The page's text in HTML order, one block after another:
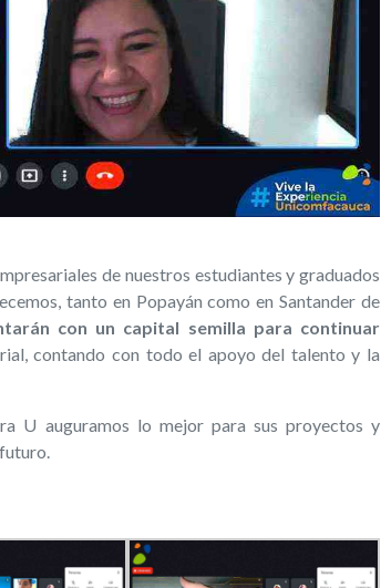
de nuestros estudiantes y graduados
tanto en Popayán como en Santander de
con un capital semilla para continuar
contando con todo el apoyo del talento y la
U auguramos lo mejor para sus proyectos y